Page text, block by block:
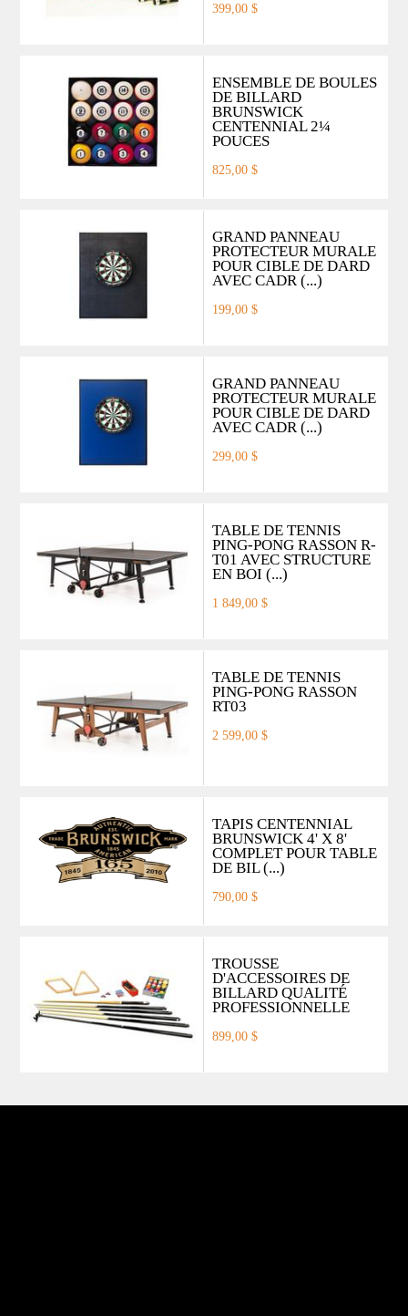
399,00 $
ENSEMBLE DE BOULES
DE BILLARD
BRUNSWICK
CENTENNIAL 2¼
POUCES
825,00 $
GRAND PANNEAU
PROTECTEUR MURALE
POUR CIBLE DE DARD
AVEC CADR (...)
199,00 $
GRAND PANNEAU
PROTECTEUR MURALE
POUR CIBLE DE DARD
AVEC CADR (...)
299,00 $
TABLE DE TENNIS
PING-PONG RASSON R-
T01 AVEC STRUCTURE
EN BOI (...)
1 849,00 $
TABLE DE TENNIS
PING-PONG RASSON
RT03
2 599,00 $
TAPIS CENTENNIAL
BRUNSWICK 4' X 8'
COMPLET POUR TABLE
DE BIL (...)
790,00 $
TROUSSE
D'ACCESSOIRES DE
BILLARD QUALITÉ
PROFESSIONNELLE
899,00 $